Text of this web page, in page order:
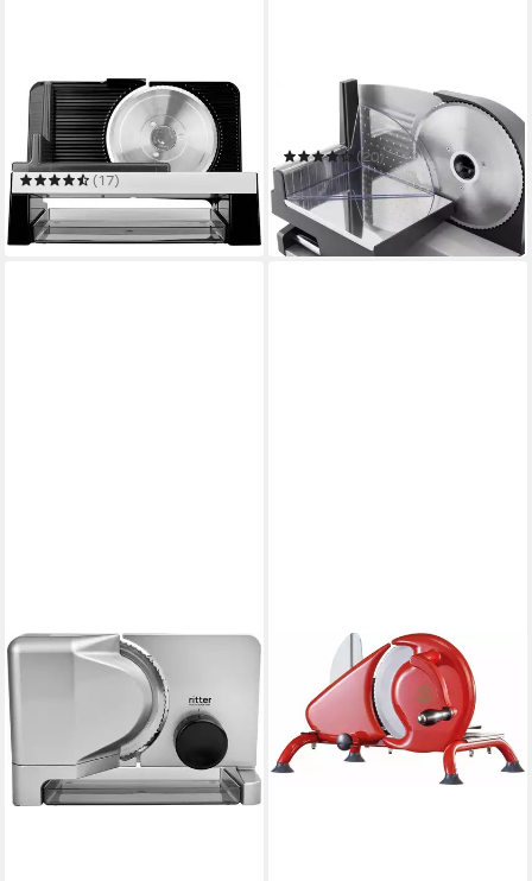
RITTER
Allesschneider E 16 Duo-Plus
schwarz
(17)
ab 109,00 €
leider ausverkauft
HYUNDAI
Allesschneider HYUFS801
(20)
60,75 € UVP69,99 €
-13%
in 3-4 Werktagen bei dir